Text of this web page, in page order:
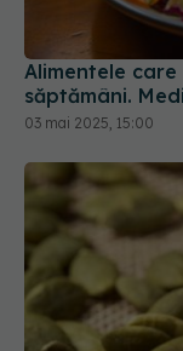
Alimentele
săptămâni.
03 mai 2025, 15:00